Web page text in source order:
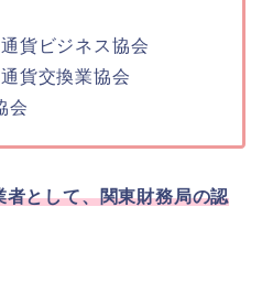
貨ビジネス協会
貨交換業協会
会
者として、関東財務局の認